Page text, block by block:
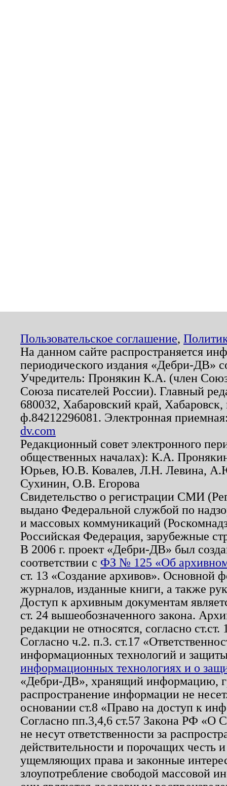
Пользовательское соглашение,
На данном сайте распространяется
периодического издания «Дебри-ДВ»
Учредитель: Пронякин К.А. (член
Союза писателей России). Главный
680032, Хабаровский край,
ф.84212296081. Электронная
dv.com
Редакционный совет электронного
общественных началах): К.А.
Юрьев, Ю.В. Ковалев, Л.Н. Левина,
Сухинин, О.В. Егорова
Свидетельство о регистрации СМИ
выдано Федеральной службой по
и массовых коммуникаций
Российская Федерация, зарубежные
В 2006 г. проект «Дебри-ДВ» был
соответствии с ФЗ № 125 «Об
ст. 13 «Создание архивов». Основной
журналов, изданные книги, а также
Доступ к архивным документам
ст. 24 вышеобозначенного закона.
редакции не относятся, согласно
Согласно ч.2. п.3. ст.17
информационных технологий и
информационных технологиях и о
«Дебри-ДВ», хранящий информацию,
распространение информации не
основании ст.8 «Право на доступ к
Согласно пп.3,4,6 ст.57 Закона РФ «О
не несут ответственности за
действительности и порочащих честь
ущемляющих права и законные
злоупотребление свободой массовой